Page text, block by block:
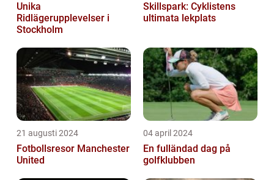
Unika
Ridlägerupplevelser i
Stockholm
Skillspark: Cyklistens
ultimata lekplats
21 augusti 2024
Fotbollsresor Manchester
United
04 april 2024
En fulländad dag på
golfklubben